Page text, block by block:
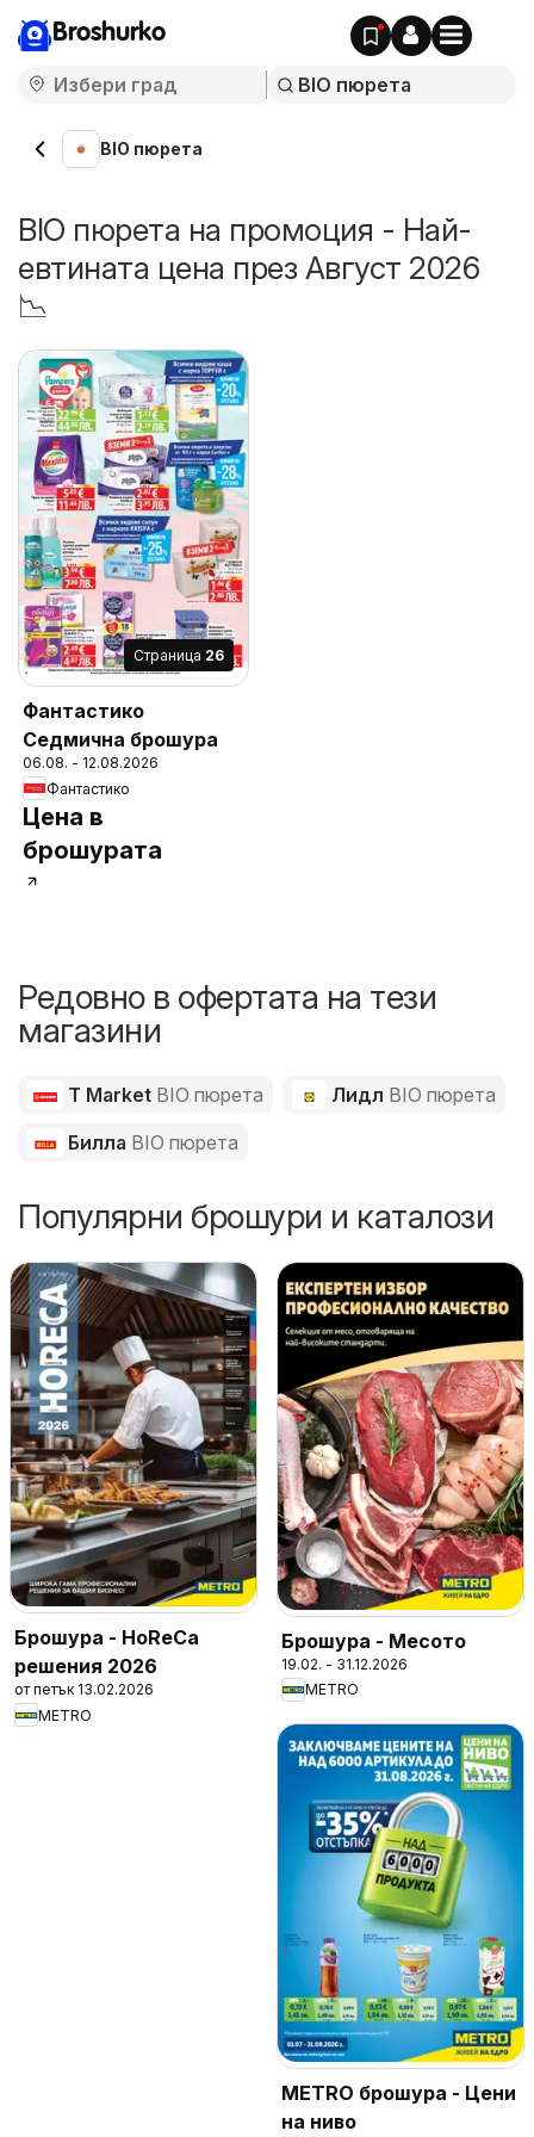
Broshurko
BIO пюрета
BIO пюрета на промоция - Най-
евтината цена през Август 2026
📉
Cтраница 26
Фантастико
Седмична брошура
06.08. - 12.08.2026
Фантастико
Цена в
брошурата
Редовно в офертата на тези
магазини
T Market BIO пюрета Лидл BIO пюрета
Билла BIO пюрета
Популярни брошури и каталози
Брошура - HoReCa
решения 2026
от петък 13.02.2026
METRO
Брошура - Месото
19.02. - 31.12.2026
METRO
METRO брошура - Цени
на ниво